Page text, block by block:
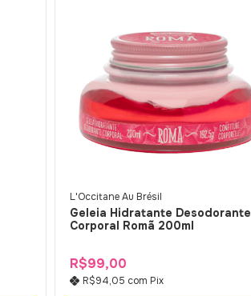
L'Occitane Au Brésil
Geleia Hidratante Desodorante
Corporal Romã 200ml
R$99,00
R$94,05 com Pix